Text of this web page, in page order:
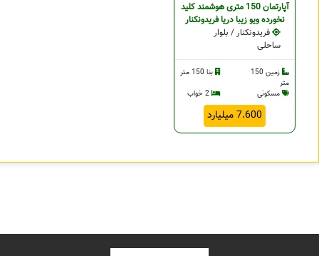
آپارتمان 150 متری هوشمند کلید
نخورده ویو زیبا دریا فریدونکنار
فریدونکنار / بلوار
ساحلی
زمین 150
متر
بنا 150 متر
مسکونی
2 خواب
7.600 میلیارد